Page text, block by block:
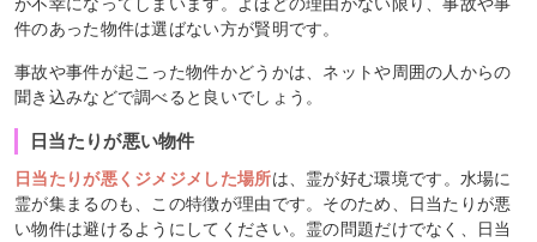
件のあった物件は選ばない方が賢明です。
事故や事件が起こった物件かどうかは、ネットや周囲の人からの
聞き込みなどで調べると良いでしょう。
日当たりが悪い物件
日当たりが悪くジメジメした場所は、霊が好む環境です。水場に
霊が集まるのも、この特徴が理由です。そのため、日当たりが悪
い物件は避けるようにしてください。霊の問題だけでなく、日当